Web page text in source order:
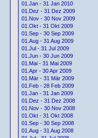
01.Jan - 31 Jan 2010
01.Dez - 31 Dez 2009
01.Nov - 30 Nov 2009
01.Okt - 31 Okt 2009
01.Sep - 30 Sep 2009
01.Aug - 31 Aug 2009
01.Jul - 31 Jul 2009
01.Jun - 30 Jun 2009
01.Mai - 31 Mai 2009
01.Apr - 30 Apr 2009
01.Mär - 31 Mär 2009
01.Feb - 28 Feb 2009
01.Jan - 31 Jan 2009
01.Dez - 31 Dez 2008
01.Nov - 30 Nov 2008
01.Okt - 31 Okt 2008
01.Sep - 30 Sep 2008
01.Aug - 31 Aug 2008